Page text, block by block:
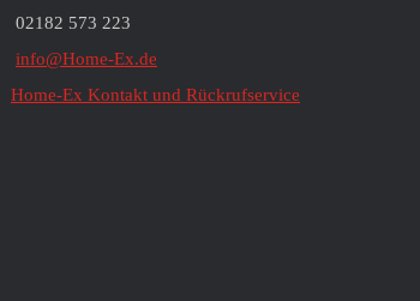
02182 573 223
info@Home-Ex.de
Home-Ex Kontakt und Rückrufservice